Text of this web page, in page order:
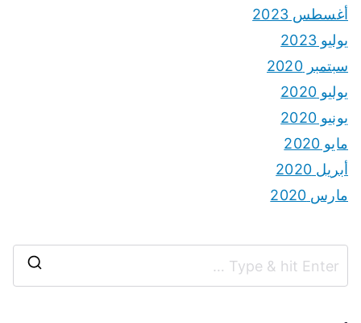
أغسطس 2023
يوليو 2023
سبتمبر 2020
يوليو 2020
يونيو 2020
مايو 2020
أبريل 2020
مارس 2020